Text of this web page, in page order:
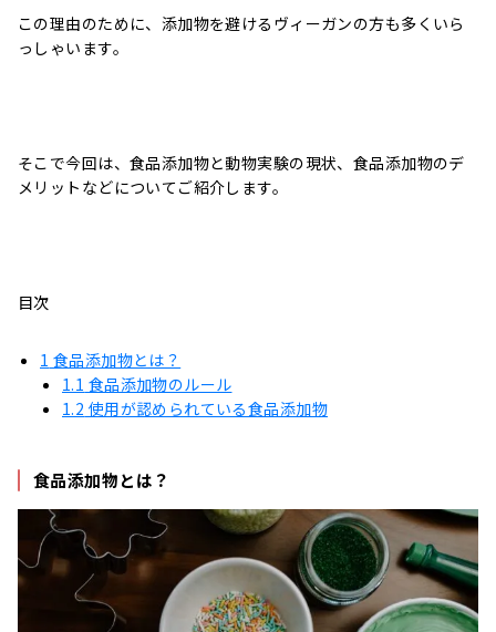
この理由のために、添加物を避けるヴィーガンの方も多くいら
っしゃいます。
そこで今回は、食品添加物と動物実験の現状、食品添加物のデ
メリットなどについてご紹介します。
目次
1 食品添加物とは？
1.1 食品添加物のルール
1.2 使用が認められている食品添加物
食品添加物とは？